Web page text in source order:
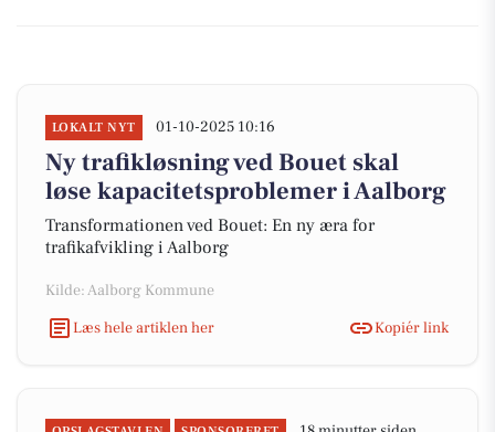
LOKALT NYT 01-10-2025 10:16
Ny trafikløsning ved Bouet skal
løse kapacitetsproblemer i Aalborg
Transformationen ved Bouet: En ny æra for
trafikafvikling i Aalborg
Kilde: Aalborg Kommune
Læs hele artiklen her
Kopiér link